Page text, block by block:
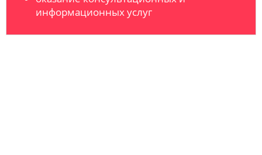
информационных услуг